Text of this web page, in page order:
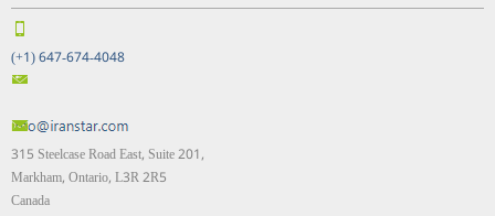
(+1) 647-674-4048
315 Steelcase Road East, Suite 201,
Markham, Ontario, L3R 2R5
Canada